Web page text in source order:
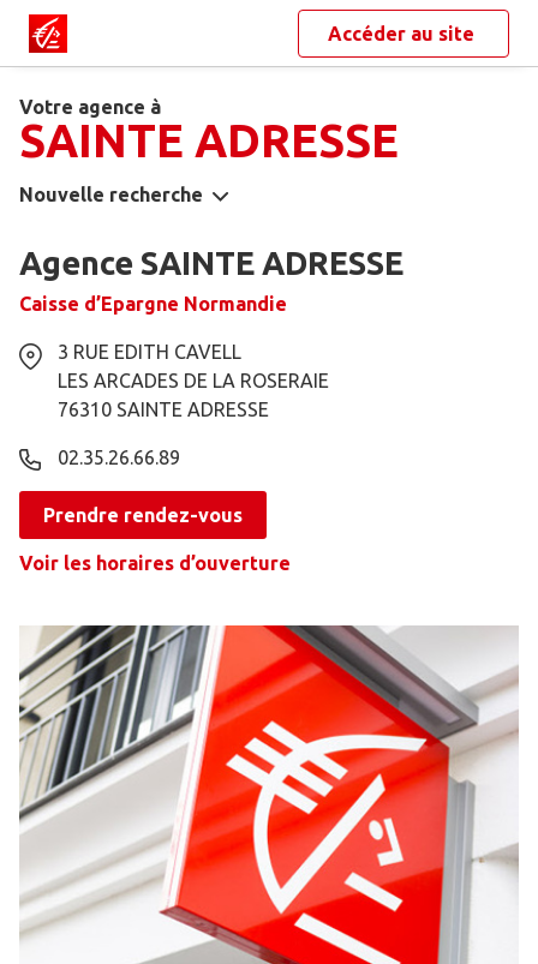
Accéder au site
Votre agence à
SAINTE ADRESSE
Nouvelle recherche
Agence SAINTE ADRESSE
Caisse d’Epargne Normandie
3 RUE EDITH CAVELL
LES ARCADES DE LA ROSERAIE
76310 SAINTE ADRESSE
02.35.26.66.89
Prendre rendez-vous
Voir les horaires d’ouverture